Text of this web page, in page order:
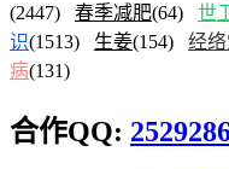
(2447) 春季减肥(64) 世
识(1513) 生姜(154) 经
病(131)
合作QQ: